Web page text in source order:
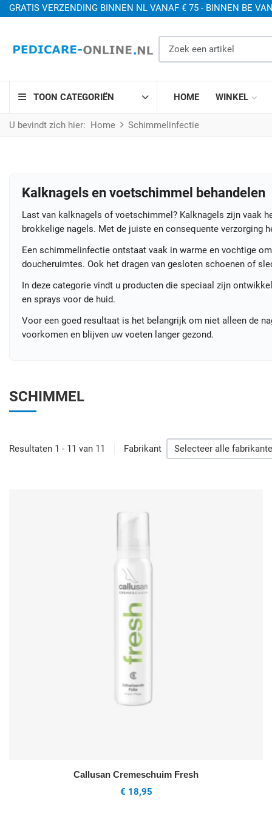
GRATIS VERZENDING BINNEN NL VANAF € 75 - BINNEN BE
TOON CATEGORIËN HOME WINKEL
U bevindt zich hier: Home Schimmelinfectie
Kalknagels en voetschimmel behandelen
Last van kalknagels of voetschimmel? Kalknagels zijn vaak
brokkelige nagels. Met de juiste en consequente verzorging
Een schimmelinfectie ontstaat vaak in warme en vochtige
doucheruimtes. Ook het dragen van gesloten schoenen of
In deze categorie vindt u producten die speciaal zijn
en sprays voor de huid.
Voor een goed resultaat is het belangrijk om niet alleen de
voorkomen en blijven uw voeten langer gezond.
SCHIMMEL
Resultaten 1 - 11 van 11 Fabrikant Selecteer alle
Callusan Cremeschuim Fresh
€ 18,95